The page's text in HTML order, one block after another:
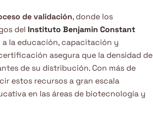
de validación, donde los
del Instituto Benjamin Constant
la educación, capacitación y
asegura que la densidad de
de su distribución. Con más de
estos recursos a gran escala
en las áreas de biotecnología y